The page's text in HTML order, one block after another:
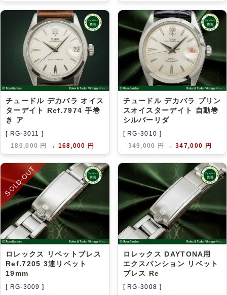
チュードル デカバラ オイス
ターデイト Ref.7974 手巻
き ア
[ RG-3011 ]
180,000 円→ 168,000 円
チュードル デカバラ プリン
スオイスターデイト 自動巻
シルバーリダ
[ RG-3010 ]
349,000 円→ 347,000 円
SOLD-OUT
ロレックス リベットブレス
Ref.7205 3連リベット
19mm
[ RG-3009 ]
ロレックス DAYTONA用
エクスパンション リベット
ブレス Re
[ RG-3008 ]